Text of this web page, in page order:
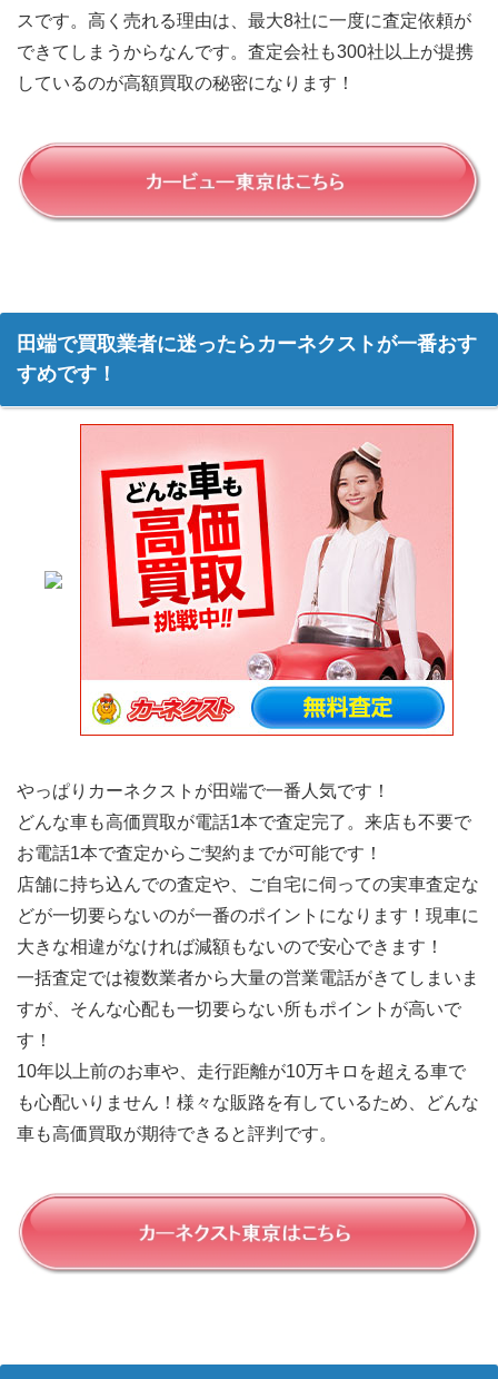
スです。高く売れる理由は、最大8社に一度に査定依頼が
できてしまうからなんです。査定会社も300社以上が提携
しているのが高額買取の秘密になります！
田端で買取業者に迷ったらカーネクストが一番おす
すめです！
やっぱりカーネクストが田端で一番人気です！
どんな車も高価買取が電話1本で査定完了。来店も不要で
お電話1本で査定からご契約までが可能です！
店舗に持ち込んでの査定や、ご自宅に伺っての実車査定な
どが一切要らないのが一番のポイントになります！現車に
大きな相違がなければ減額もないので安心できます！
一括査定では複数業者から大量の営業電話がきてしまいま
すが、そんな心配も一切要らない所もポイントが高いで
す！
10年以上前のお車や、走行距離が10万キロを超える車で
も心配いりません！様々な販路を有しているため、どんな
車も高価買取が期待できると評判です。